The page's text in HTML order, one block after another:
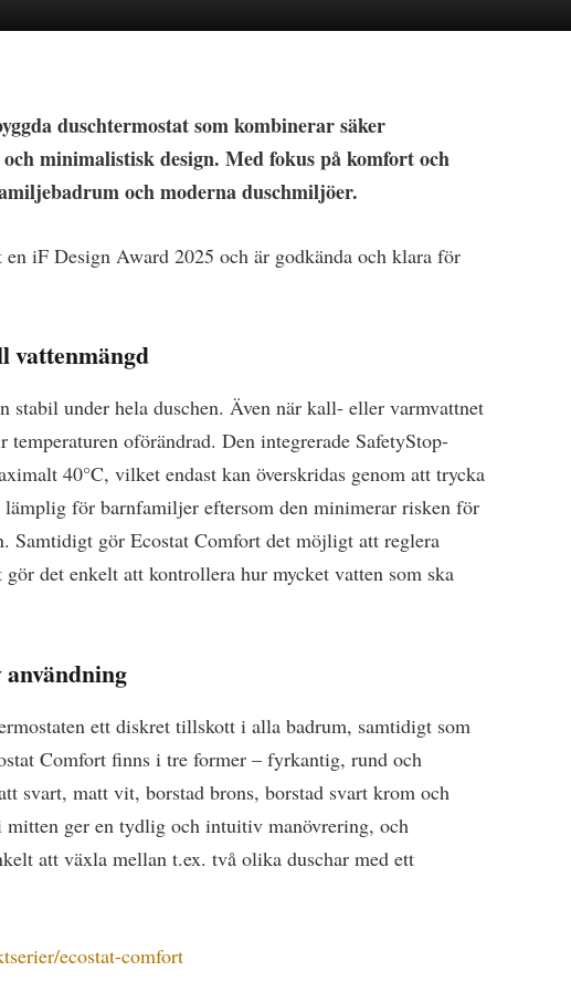
duschtermostat som kombinerar säker
minimalistisk design. Med fokus på komfort och
och moderna duschmiljöer.
iF Design Award 2025 och är godkända och klara för
vattenmängd
stabil under hela duschen. Även när kall- eller varmvattnet
temperaturen oförändrad. Den integrerade SafetyStop-
40°C, vilket endast kan överskridas genom att trycka
för barnfamiljer eftersom den minimerar risken för
Samtidigt gör Ecostat Comfort det möjligt att reglera
det enkelt att kontrollera hur mycket vatten som ska
ett diskret tillskott i alla badrum, samtidigt som
Comfort finns i tre former – fyrkantig, rund och
svart, matt vit, borstad brons, borstad svart krom och
ger en tydlig och intuitiv manövrering, och
att växla mellan t.ex. två olika duschar med ett
ecostat-comfort